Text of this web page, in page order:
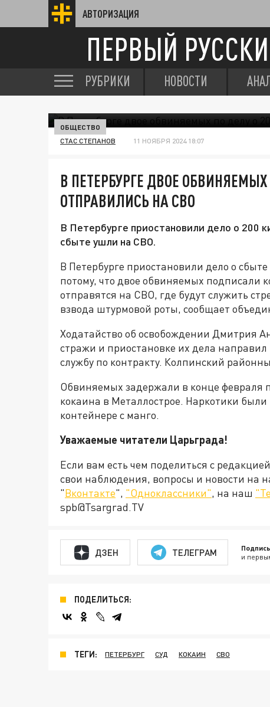
АВТОРИЗАЦИЯ
ПЕРВЫЙ
РУБРИКИ НОВОСТИ
ОБЩЕСТВО
СТАС СТЕПАНОВ 11 НОЯБРЯ 2024 18:07
В ПЕТЕРБУРГЕ ДВОЕ
ОТПРАВИЛИСЬ НА СВО
В Петербурге приостановили дело о 200
сбыте ушли на СВО.
В Петербурге приостановили дело о
потому, что двое обвиняемых подписали
отправятся на СВО, где будут служить
взвода штурмовой роты, сообщает
Ходатайство об освобождении Дмитрия
стражи и приостановке их дела
службу по контракту. Колпинский
Обвиняемых задержали в конце февраля
кокаина в Металлострое. Наркотики
контейнере с манго.
Уважаемые читатели Царьграда!
Если вам есть чем поделиться с
свои наблюдения, вопросы и новости на
"Вконтакте", "Одноклассники", на наш
spb@Tsargrad.TV
ДЗЕН ТЕЛЕГРАМ и
ПОДЕЛИТЬСЯ:
ТЕГИ: ПЕТЕРБУРГ СУД КОКАИН СВО